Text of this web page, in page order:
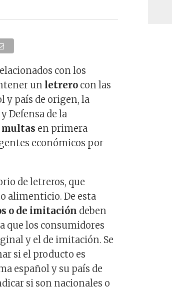
con los
un letrero con las
y país de origen, la
Defensa de la
multas en primera
económicos por
de letreros, que
alimenticio. De esta
o de imitación deben
que los consumidores
y el de imitación. Se
si el producto es
español y su país de
si son nacionales o